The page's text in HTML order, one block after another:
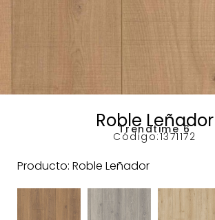
Roble Leñador
Trendtime 6
Código:1371172
Producto: Roble Leñador